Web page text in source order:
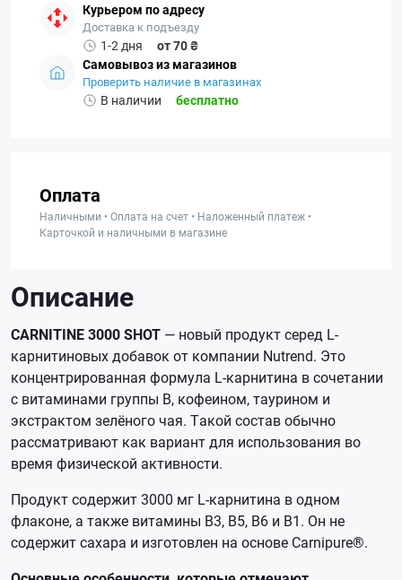
Курьером по адресу
Доставка к подъезду
1-2 дня
от 70 ₴
Самовывоз из магазинов
Проверить наличие в магазинах
В наличии бесплатно
Оплата
Наличными • Оплата на счет • Наложенный платеж •
Карточкой и наличными в магазине
Описание
CARNITINE 3000 SHOT — новый продукт серед L-
карнитиновых добавок от компании Nutrend. Это
концентрированная формула L-карнитина в сочетании
с витаминами группы B, кофеином, таурином и
экстрактом зелёного чая. Такой состав обычно
рассматривают как вариант для использования во
время физической активности.
Продукт содержит 3000 мг L-карнитина в одном
флаконе, а также витамины B3, B5, B6 и B1. Он не
содержит сахара и изготовлен на основе Carnipure®.